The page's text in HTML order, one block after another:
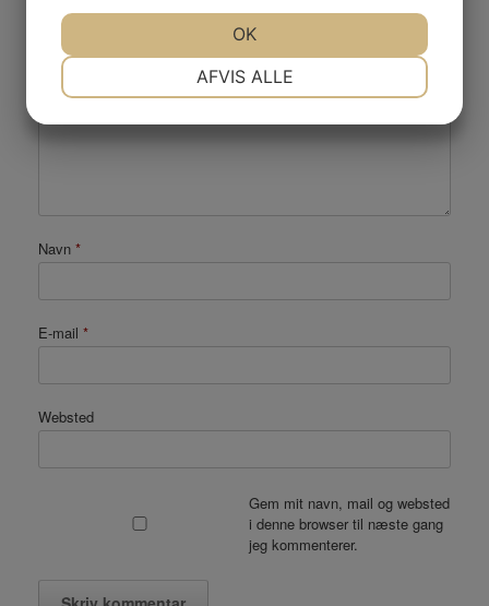
Kommentar*
Navn *
E-mail *
Websted
Gem mit navn, mail og websted
i denne browser til næste gang
jeg kommenterer.
AFVIS ALLE
OK